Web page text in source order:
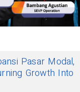
Pasar Modal,
Growth Into